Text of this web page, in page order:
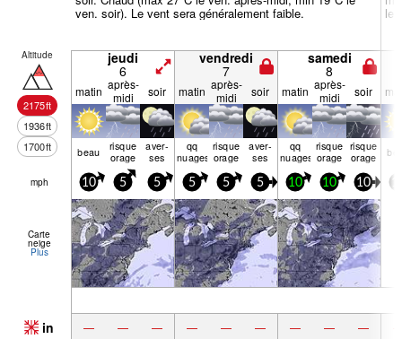
ven. soir). Le vent sera généralement faible. le
Altitude
2175ft
1936ft
1700ft
jeudi
6
vendredi
7
samedi
8
matin après-
midi
soir matin après-
midi
soir matin après-
midi
soir
beau risque
orage
aver­
ses
qq
nuages
risque
orage
aver­
ses
qq
nuages
risque
orage
risque
orage
mph 10 5 5 5 5 5 10 10 10
Carte
neige
Plus
in — — — — — — — — —